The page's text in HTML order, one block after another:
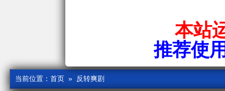
本站
推荐使
当前位置： 首页 » 反转爽剧